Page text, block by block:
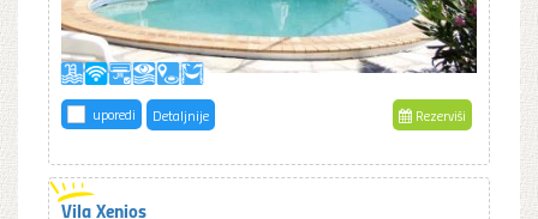
uporedi Detaljnije Rezerviši
Vila Xenios